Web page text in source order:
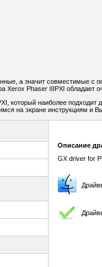
а значит совместимые с
Xerox Phaser IIIPXI обладает
который наиболее
на экране инструкциям и
Описание
GX driver for